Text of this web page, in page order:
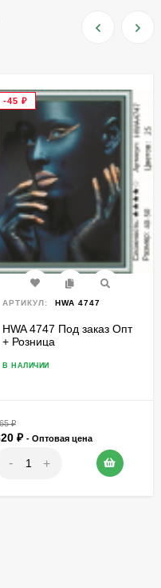
-45 ₽
АРТИКУЛ: HWA 4747
HWA 4747 Под заказ Опт
+ Розница
В НАЛИЧИИ
₽
₽ - Оптовая цена
- +